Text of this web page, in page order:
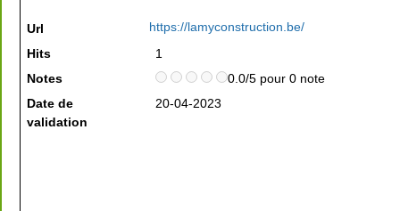
Url
https://lamyconstruction.be/
Hits
1
Notes
0.0/5 pour 0 note
Date de
validation
20-04-2023